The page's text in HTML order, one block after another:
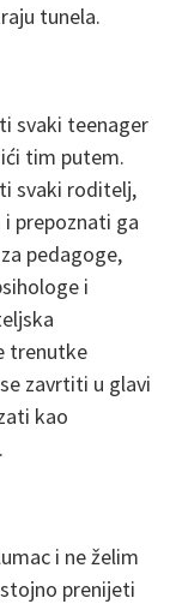
tunela.
svaki teenager
tim putem.
svaki roditelj,
prepoznati ga
pedagoge,
i
trenutke
zavrtiti u glavi
kao
i ne želim
prenijeti